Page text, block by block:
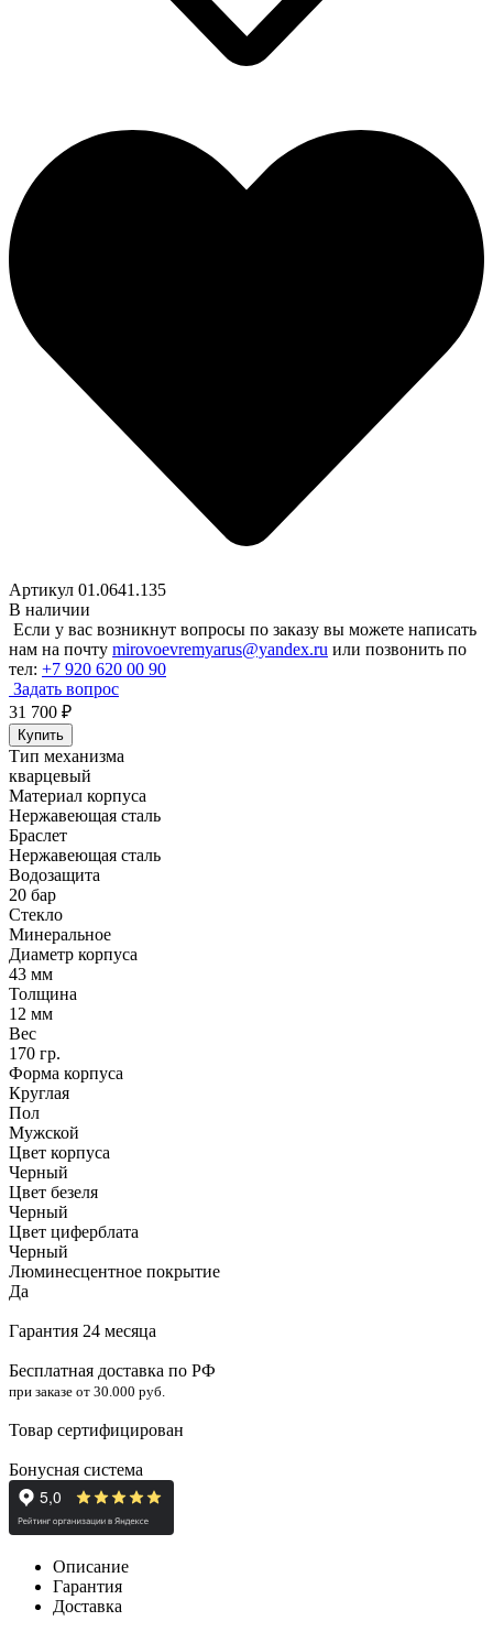
Артикул 01.0641.135
В наличии
Если у вас возникнут вопросы по заказу вы можете написать
нам на почту mirovoevremyarus@yandex.ru или позвонить по
тел: +7 920 620 00 90
Задать вопрос
31 700 ₽
Купить
Тип механизма
кварцевый
Материал корпуса
Нержавеющая сталь
Браслет
Нержавеющая сталь
Водозащита
20 бар
Стекло
Минеральное
Диаметр корпуса
43 мм
Толщина
12 мм
Вес
170 гр.
Форма корпуса
Круглая
Пол
Мужской
Цвет корпуса
Черный
Цвет безеля
Черный
Цвет циферблата
Черный
Люминесцентное покрытие
Да
Гарантия 24 месяца
Бесплатная доставка по РФ
при заказе от 30.000 руб.
Товар сертифицирован
Бонусная система
Описание
Гарантия
Доставка